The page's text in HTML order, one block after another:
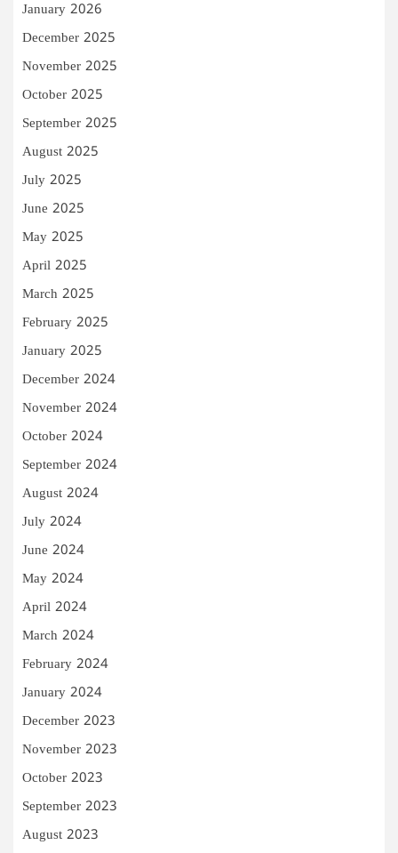
January 2026
December 2025
November 2025
October 2025
September 2025
August 2025
July 2025
June 2025
May 2025
April 2025
March 2025
February 2025
January 2025
December 2024
November 2024
October 2024
September 2024
August 2024
July 2024
June 2024
May 2024
April 2024
March 2024
February 2024
January 2024
December 2023
November 2023
October 2023
September 2023
August 2023